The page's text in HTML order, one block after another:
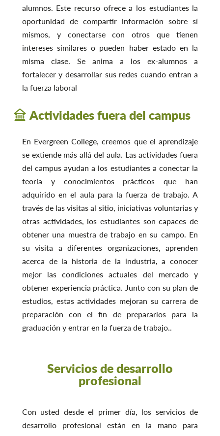
alumnos. Este recurso ofrece a los estudiantes la
oportunidad de compartir información sobre sí
mismos, y conectarse con otros que tienen
intereses similares o pueden haber estado en la
misma clase. Se anima a los ex-alumnos a
fortalecer y desarrollar sus redes cuando entran a
la fuerza laboral
Actividades fuera del campus
En Evergreen College, creemos que el aprendizaje
se extiende más allá del aula. Las actividades fuera
del campus ayudan a los estudiantes a conectar la
teoría y conocimientos prácticos que han
adquirido en el aula para la fuerza de trabajo. A
través de las visitas al sitio, iniciativas voluntarias y
otras actividades, los estudiantes son capaces de
obtener una muestra de trabajo en su campo. En
su visita a diferentes organizaciones, aprenden
acerca de la historia de la industria, a conocer
mejor las condiciones actuales del mercado y
obtener experiencia práctica. Junto con su plan de
estudios, estas actividades mejoran su carrera de
preparación con el fin de prepararlos para la
graduación y entrar en la fuerza de trabajo..
Servicios de desarrollo
profesional
Con usted desde el primer día, los servicios de
desarrollo profesional están en la mano para